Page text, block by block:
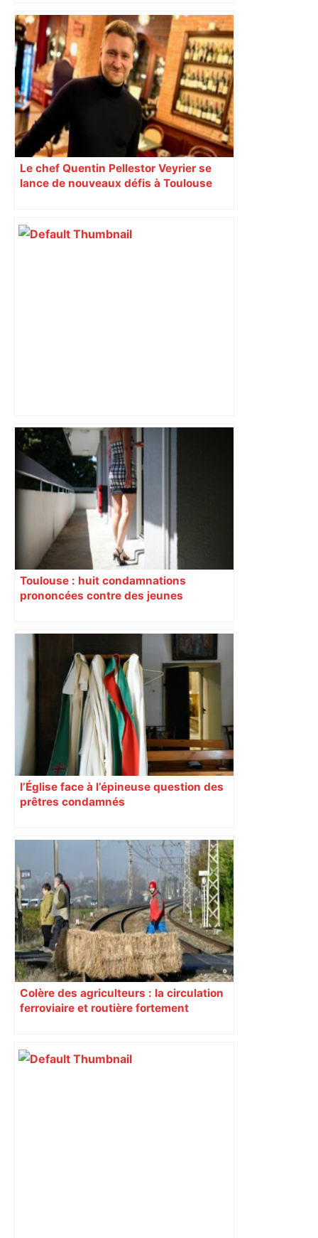
Le chef Quentin Pellestor Veyrier se
lance de nouveaux défis à Toulouse
Bilan du marché du logement neuf :
une lueur d'espoir pour l'immobilier à
Toulouse ? – Actu.fr
Toulouse : huit condamnations
prononcées contre des jeunes
l’Église face à l’épineuse question des
prêtres condamnés
Colère des agriculteurs : la circulation
ferroviaire et routière fortement